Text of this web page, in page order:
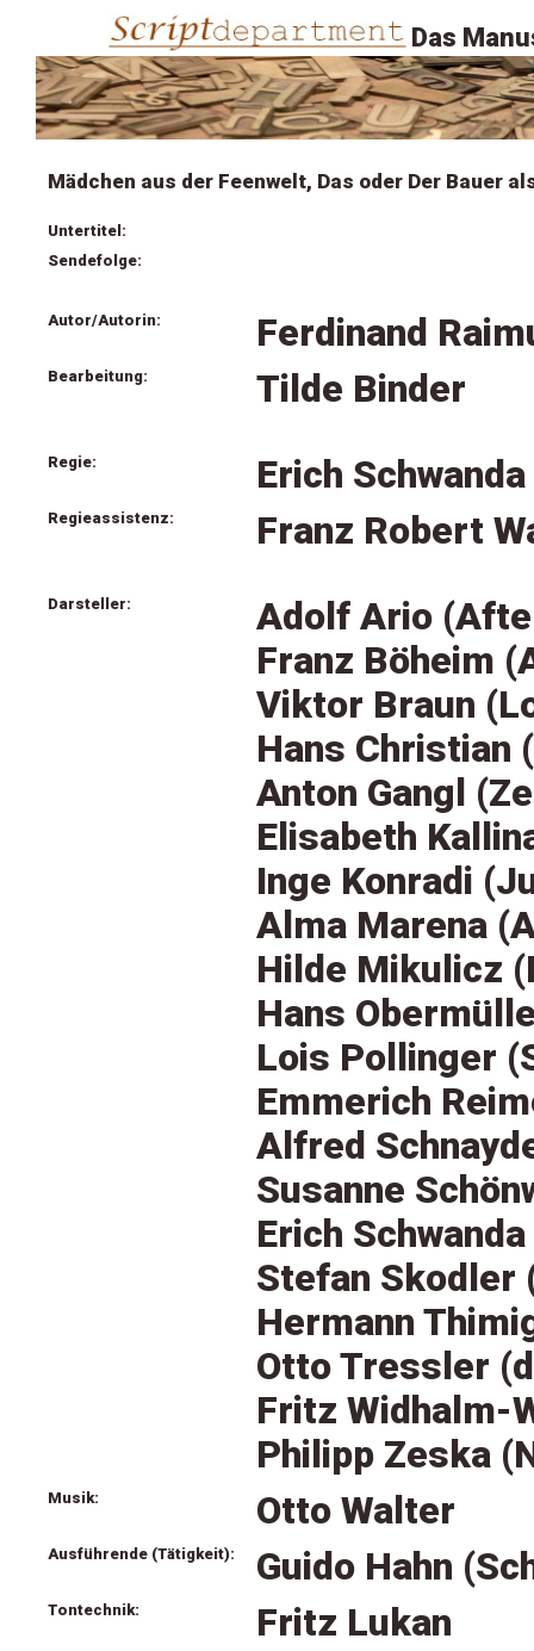
Das
Mädchen aus der Feenwelt, Das oder Der Bauer
Untertitel:
Sendefolge:
Autor/Autorin: Ferdinand
Bearbeitung: Tilde Binder
Regie: Erich Schwanda
Regieassistenz: Franz Robert
Darsteller:
Adolf Ario
Franz Böheim
Viktor Braun
Hans Christian
Anton Gangl
Elisabeth
Inge Konradi
Alma Marena
Hilde Mikulicz
Hans
Lois Pollinger
Emmerich
Alfred
Susanne
Erich
Stefan Skodler
Hermann
Otto Tressler
Fritz Widhalm-
Philipp Zeska
Musik: Otto Walter
Ausführende (Tätigkeit): Guido Hahn
Tontechnik: Fritz Lukan